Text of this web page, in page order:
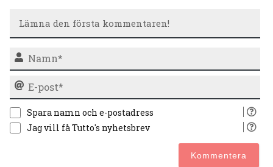
Spara namn och e-postadress
Jag vill få Tutto's nyhetsbrev